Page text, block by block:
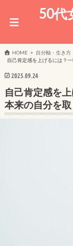
50代
HOME
自分軸・生き方
自己肯定感を上げるには？
2025.09.24
自己肯定感を
本来の自分を